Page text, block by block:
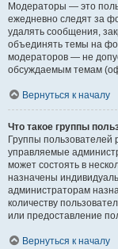
Модераторы — это
ежедневно следят за
удалять сообщения,
объединять темы на
модераторов — не
обсуждаемым темам
Вернуться к началу
Что такое группы
Группы пользователей
управляемые
может состоять в
назначены
администраторам
количеству
или предоставление
Вернуться к началу